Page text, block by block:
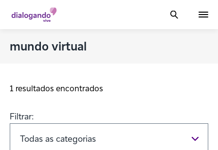
mundo virtual
1 resultados encontrados
Filtrar: